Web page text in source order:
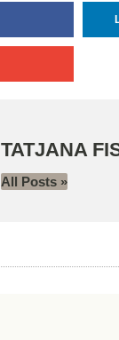
TATJANA
All Posts »